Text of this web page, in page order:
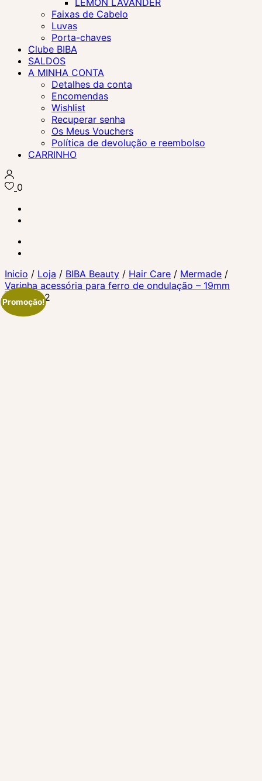
LEMON LAVANDER
Faixas de Cabelo
Luvas
Porta-chaves
Clube BIBA
SALDOS
A MINHA CONTA
Detalhes da conta
Encomendas
Wishlist
Recuperar senha
Os Meus Vouchers
Política de devolução e reembolso
CARRINHO
0
Inicio / Loja / BIBA Beauty / Hair Care / Mermade /
Varinha acessória para ferro de ondulação – 19mm
Promoção!